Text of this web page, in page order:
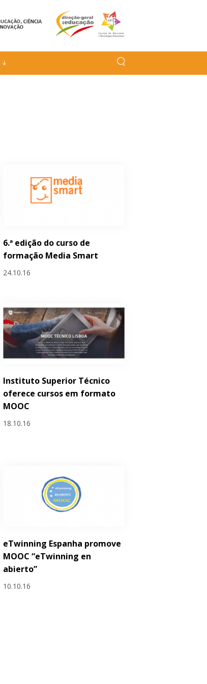
6.ª edição do curso de
formação Media Smart
24.10.16
Instituto Superior Técnico
oferece cursos em formato
MOOC
18.10.16
eTwinning Espanha promove
MOOC “eTwinning en
abierto”
10.10.16